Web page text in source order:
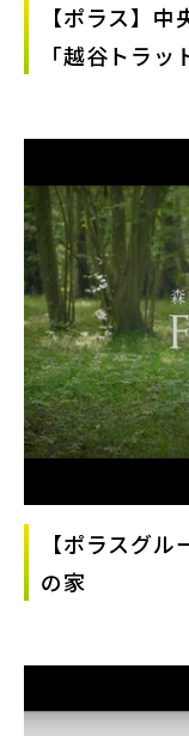
【ポラス】
「越谷トラッ
【ポラスグ
の家